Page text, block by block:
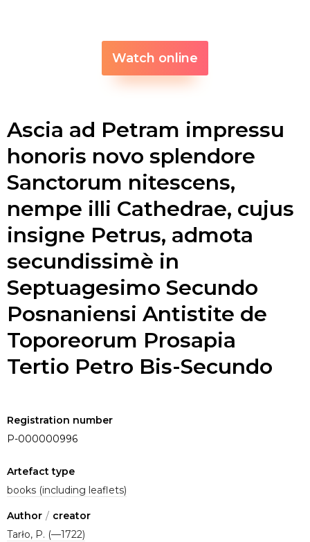
Watch online
Ascia ad Petram impressu
honoris novo splendore
Sanctorum nitescens,
nempe illi Cathedrae, cujus
insigne Petrus, admota
secundissimè in
Septuagesimo Secundo
Posnaniensi Antistite de
Toporeorum Prosapia
Tertio Petro Bis-Secundo
Registration number
P-000000996
Artefact type
books (including leaflets)
Author / creator
Tarło, P. (—1722)